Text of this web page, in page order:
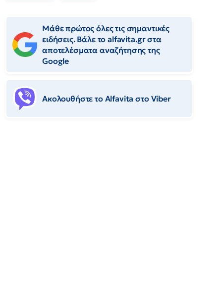
Μάθε πρώτος όλες τις σημαντικές
ειδήσεις. Βάλε το alfavita.gr στα
αποτελέσματα αναζήτησης της
Google
Ακολουθήστε το Αlfavita στο Viber